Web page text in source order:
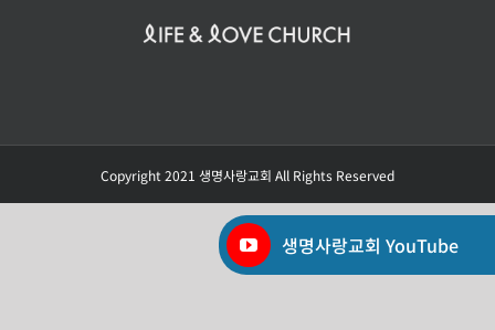
생명사랑교회 YouTube
Copyright 2021 생명사랑교회 All Rights Reserved